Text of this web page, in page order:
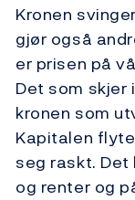
Kronen
gjør også
er prisen på
Det som skjer
kronen som
Kapitalen
seg raskt.
og renter og